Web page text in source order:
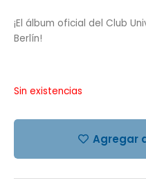
¡El álbum oficial del Club
Berlín!
Sin existencias
Agregar